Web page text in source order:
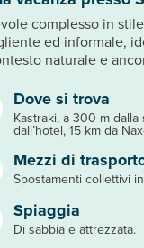
Dove si trova
Kastraki, a 300 m
dall’hotel, 15 km da
Mezzi di
Spostamenti collettivi
Spiaggia
Di sabbia e attrezzata.
complesso in
ed informale,
naturale e